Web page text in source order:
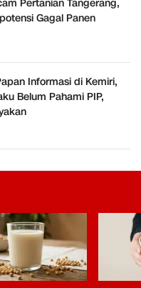
Pertanian Tangerang,
Gagal Panen
Informasi di Kemiri,
Belum Pahami PIP,